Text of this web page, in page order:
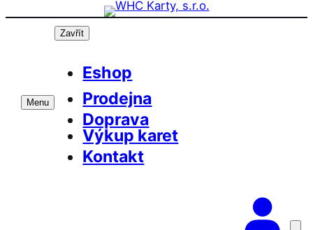
Přeskočit
Menu
Zavřít
Eshop
Prodejna
Doprava
Výkup karet
Kontakt